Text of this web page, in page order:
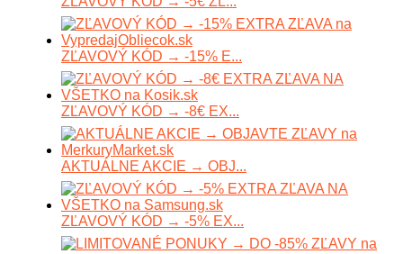
ZĽAVOVÝ KÓD → -15% E...
ZĽAVOVÝ KÓD → -8€ EX...
AKTUÁLNE AKCIE → OBJ...
ZĽAVOVÝ KÓD → -5% EX...